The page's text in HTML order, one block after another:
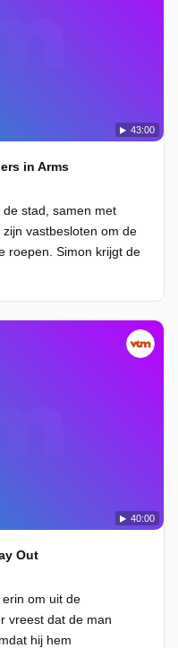
43:00
in Arms
stad, samen met
vastbesloten om de
roepen. Simon krijgt de
40:00
Out
om uit de
vreest dat de man
hij hem